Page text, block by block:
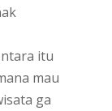
itu
mau
ga